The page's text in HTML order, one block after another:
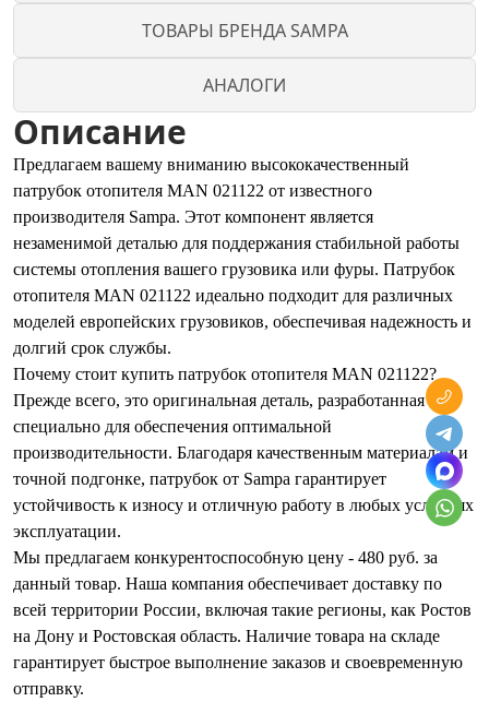
ТОВАРЫ БРЕНДА SAMPA
АНАЛОГИ
Описание
Предлагаем вашему вниманию высококачественный
патрубок отопителя MAN 021122 от известного
производителя Sampa. Этот компонент является
незаменимой деталью для поддержания стабильной работы
системы отопления вашего грузовика или фуры. Патрубок
отопителя MAN 021122 идеально подходит для различных
моделей европейских грузовиков, обеспечивая надежность и
долгий срок службы.
Почему стоит купить патрубок отопителя MAN 021122?
Прежде всего, это оригинальная деталь, разработанная
специально для обеспечения оптимальной
производительности. Благодаря качественным материалам и
точной подгонке, патрубок от Sampa гарантирует
устойчивость к износу и отличную работу в любых условиях
эксплуатации.
Мы предлагаем конкурентоспособную цену - 480 руб. за
данный товар. Наша компания обеспечивает доставку по
всей территории России, включая такие регионы, как Ростов
на Дону и Ростовская область. Наличие товара на складе
гарантирует быстрое выполнение заказов и своевременную
отправку.